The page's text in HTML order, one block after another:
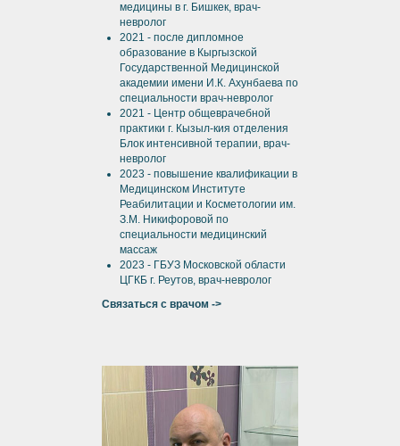
медицины в г. Бишкек, врач-
невролог
2021 - после дипломное
образование в Кыргызской
Государственной Медицинской
академии имени И.К. Ахунбаева по
специальности врач-невролог
2021 - Центр общеврачебной
практики г. Кызыл-кия отделения
Блок интенсивной терапии, врач-
невролог
2023 - повышение квалификации в
Медицинском Институте
Реабилитации и Косметологии им.
З.М. Никифоровой по
специальности медицинский
массаж
2023 - ГБУЗ Московской области
ЦГКБ г. Реутов, врач-невролог
Связаться с врачом ->